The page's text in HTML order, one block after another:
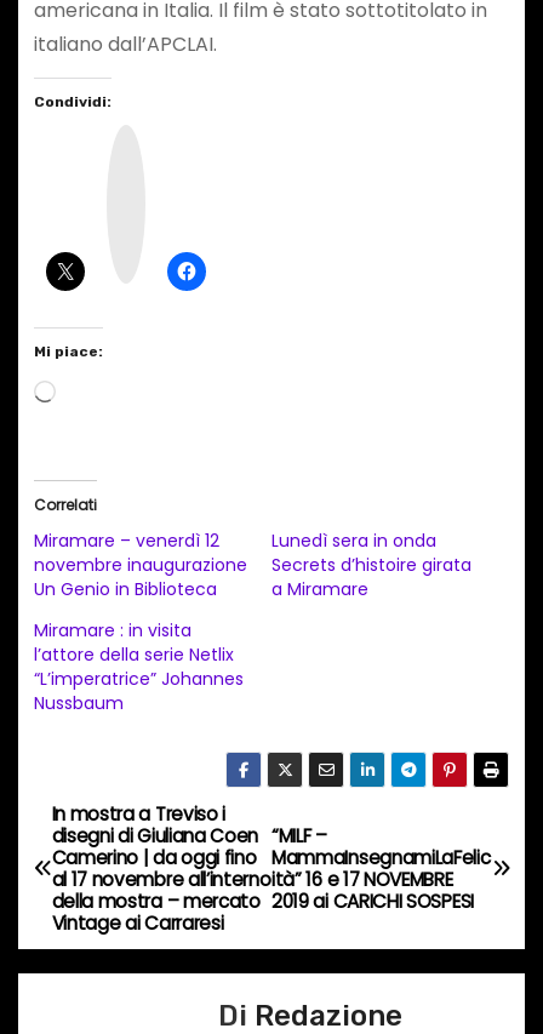
americana in Italia. Il film è stato sottotitolato in
italiano dall’APCLAI.
Condividi:
Mi piace:
C
a
m
e
n
t
c
o
r
s
o
Correlati
Miramare – venerdì 12
novembre inaugurazione
Un Genio in Biblioteca
Lunedì sera in onda
Secrets d’histoire girata
a Miramare
Miramare : in visita
l’attore della serie Netlix
“L’imperatrice” Johannes
Nussbaum
N
a
v
i
“MILF –
MammaInsegnamiLaFelic
ità” 16 e 17 NOVEMBRE
2019 ai CARICHI SOSPESI
In mostra a Treviso i
disegni di Giuliana Coen
Camerino | da oggi fino
al 17 novembre all’interno
della mostra – mercato
Vintage ai Carraresi
Di Redazione